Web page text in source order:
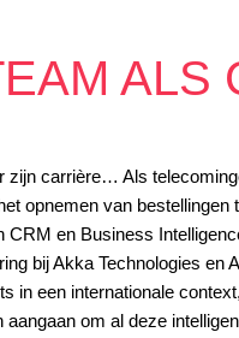
ALS
carrière… Als
opnemen van bestellingen
en Business
bij Akka Technologies en
een internationale
om al deze